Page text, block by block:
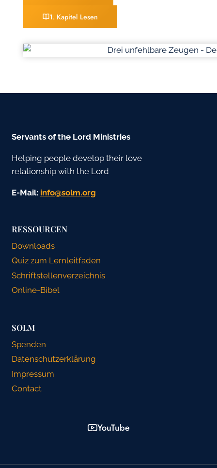
1. Kapitel Lesen
Servants of the Lord Ministries
Helping people develop their love
relationship with the Lord
E-Mail: gro.mlos@ofni
RESSOURCEN
Downloads
Quiz zum Lernleitfaden
Schriftstellenverzeichnis
Online-Bibel
SOLM
Spenden
Datenschutzerklärung
Impressum
Contact
YouTube